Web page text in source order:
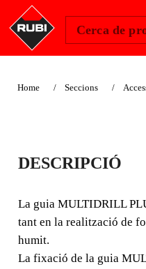
Cerca de
Home Seccions
GUIA
PLUS
La guia MULTIDRILL
tant en la realització de
humit. La fixació de la
realitza mitjançant
DESCRIPCIÓ
La guia MULTIDRILL
tant en la realització de
humit.
La fixació de la guia